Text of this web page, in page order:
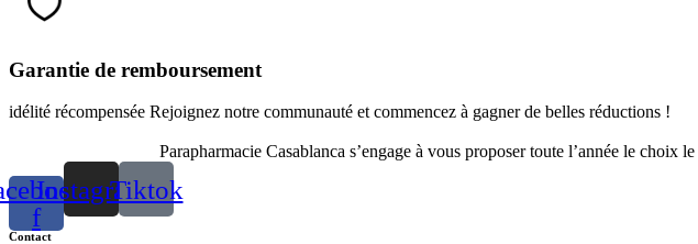
Garantie de remboursement
idélité récompensée Rejoignez notre communauté et commencez à gagner de belles réductions !
Parapharmacie Casablanca s’engage à vous proposer toute l’année le
f
InstagramTiktok
Contact